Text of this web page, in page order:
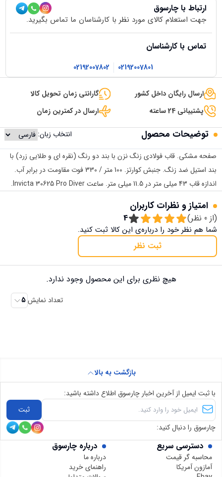
ارتباط با چارسوق
جهت استعلام کالای مورد نظر با کارشناسان ما تماس بگیرید.
تماس با کارشناسان
02192007801
02192007802
ارسال رایگان داخل کشور
گارانتی زمان تحویل کالا
پشتیبانی 24 ساعته
ارسال در کمترین زمان
توضیحات محصول
انتخاب زبان:
صفحه مشکی. قاب فولادی زنگ نزن با بند دو رنگ (نقره ای و طلایی زرد) با
بند استیل ضد زنگ. جنبش کوارتز. 100 متر / 330 فوت مقاومت در برابر آب.
اندازه قاب 43 میلی متر در 11.5 میلی متر. ساعت Invicta 30625 Pro Diver.
امتیاز و نظرات کاربران
(از 0 نظر) 4
شما هم نظر خود را درباره‌ی این کالا ثبت کنید.
ثبت نظر
هیچ نظری برای این محصول وجود ندارد.
تعداد نمایش 5
دسترسی سریع
محاسبه گر قیمت
آمازون آمریکا
درباره چارسوق
درباره ما
راهنمای خرید
بازگشت به بالا
با ثبت ایمیل از آخرین اخبار چارسوق اطلاع داشته باشید:
ثبت
چارسوق را دنبال کنید: